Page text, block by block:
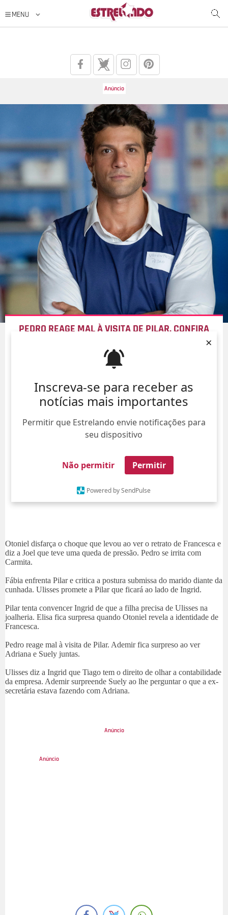
Inscreva-se para receber as
notícias mais importantes
Permitir que Estrelando envie notificações para
seu dispositivo
Não permitir Permitir
Powered by SendPulse
×
PEDRO REAGE MAL À VISITA DE PILAR. CONFIRA
AQUI O QUE VAI ROLAR NESTA QUINTA-FEIRA NA
QUEM AMA CUIDA
Otoniel disfarça o choque que levou ao ver o retrato de Francesca e
diz a Joel que teve uma queda de pressão. Pedro se irrita com
Carmita.
Fábia enfrenta Pilar e critica a postura submissa do marido diante da
cunhada. Ulisses promete a Pilar que ficará ao lado de Ingrid.
Pilar tenta convencer Ingrid de que a filha precisa de Ulisses na
joalheria. Elisa fica surpresa quando Otoniel revela a identidade de
Francesca.
Pedro reage mal à visita de Pilar. Ademir fica surpreso ao ver
Adriana e Suely juntas.
Ulisses diz a Ingrid que Tiago tem o direito de olhar a contabilidade
da empresa. Ademir surpreende Suely ao lhe perguntar o que a ex-
secretária estava fazendo com Adriana.